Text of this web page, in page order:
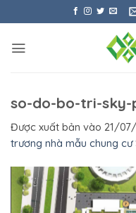
qua
dung
so-do-bo-tri-
Được xuất bản vào 21/
trương nhà mẫu chung cư